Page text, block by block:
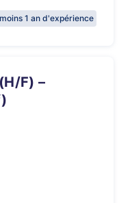
1 an d'expérience